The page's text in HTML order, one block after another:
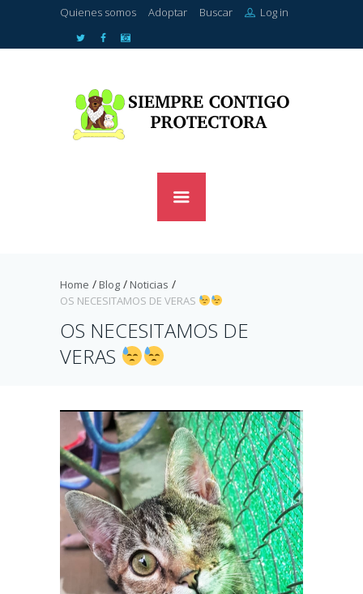
Quienes somos Adoptar Buscar Log in
Home Blog
Noticias
OS NECESITAMOS DE VERAS
OS NECESITAMOS DE
VERAS